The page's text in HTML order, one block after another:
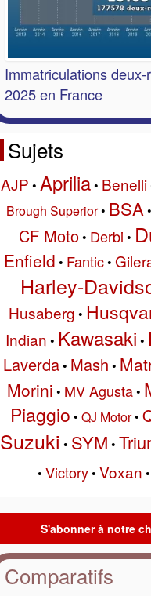
Immatriculations
2025 en France
Sujets
AJP • Aprilia• Benelli
Brough Superior• BSA •
CF Moto• Derbi •
Enfield • Fantic•
Harley-
Husaberg •
Indian • Kawasaki •
Laverda• Mash •
Morini • MV Agusta•
Piaggio • QJ Motor•
Suzuki • SYM •
• Victory• Voxan •
Comparatifs